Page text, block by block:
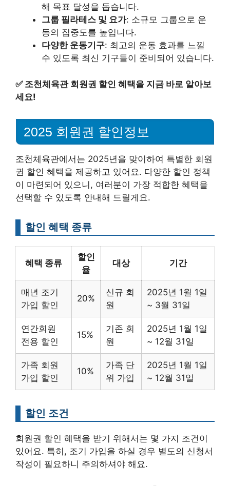
해 목표 달성을 돕습니다.
그룹 필라테스 및 요가: 소규모 그룹으로 운
동의 집중도를 높입니다.
다양한 운동기구: 최고의 운동 효과를 느낄
수 있도록 최신 기구들이 준비되어 있습니다.
✅ 조천체육관 회원권 할인 혜택을 지금 바로 알아보
세요!
2025 회원권 할인정보
조천체육관에서는 2025년을 맞이하여 특별한 회원
권 할인 혜택을 제공하고 있어요. 다양한 할인 정책
이 마련되어 있으니, 여러분이 가장 적합한 혜택을
선택할 수 있도록 안내해 드릴게요.
할인 혜택 종류
혜택 종류
할인
율
대상 기간
매년 조기
가입 할인
20%
신규 회
원
2025년 1월 1일
~ 3월 31일
연간회원
전용 할인
15%
기존 회
원
2025년 1월 1일
~ 12월 31일
가족 회원
가입 할인
10%
가족 단
위 가입
2025년 1월 1일
~ 12월 31일
할인 조건
회원권 할인 혜택을 받기 위해서는 몇 가지 조건이
있어요. 특히, 조기 가입을 하실 경우 별도의 신청서
작성이 필요하니 주의하셔야 해요.